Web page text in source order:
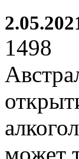
1498
может